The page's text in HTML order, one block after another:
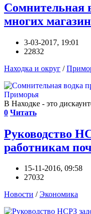
Сомнительная
многих
3-03-2017, 19:01
22832
Находка и округ /
В Находке - это
0 Читать
Руководство
работникам
15-11-2016, 09:58
27032
Новости /Экономика